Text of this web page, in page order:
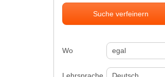
Suche verfeinern
Wo
Lehrsprache